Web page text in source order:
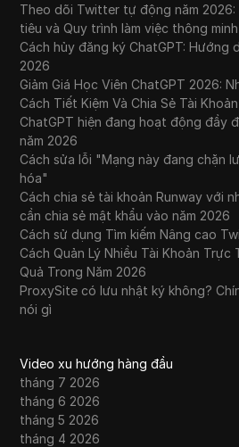
Theo dõi Twitter tự động năm 2026:
tiêu và Quy trình làm việc thông
Cách hủy đăng ký ChatGPT: Hướng
2026
Giảm Giá Học Viên ChatGPT 2026:
Cách Tiết Kiệm Và Chia Sẻ Tài
ChatGPT hiện đang hoạt động đầy
năm 2026
Cách sửa lỗi "Mạng này đang chặn
hóa"
Cách chia sẻ tài khoản Runway với
cần chia sẻ mật khẩu vào năm 2026
Cách sử dụng Tìm kiếm Nâng cao
Cách Quản Lý Nhiều Tài Khoản Trực
Quả Trong Năm 2026
ProxySite có lưu nhật ký không?
nói gì
Video xu hướng hàng đầu
tháng 7 2026
tháng 6 2026
tháng 5 2026
tháng 4 2026